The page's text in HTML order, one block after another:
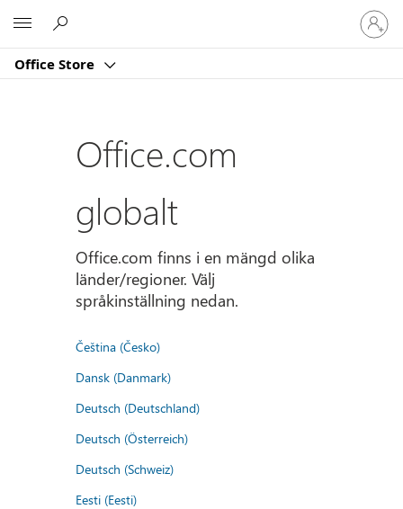
Office Store
Logga
in
på
konto
Office.com
globalt
Office.com finns i en mängd olika
länder/regioner. Välj
språkinställning nedan.
Čeština (Česko)
Dansk (Danmark)
Deutsch (Deutschland)
Deutsch (Österreich)
Deutsch (Schweiz)
Eesti (Eesti)